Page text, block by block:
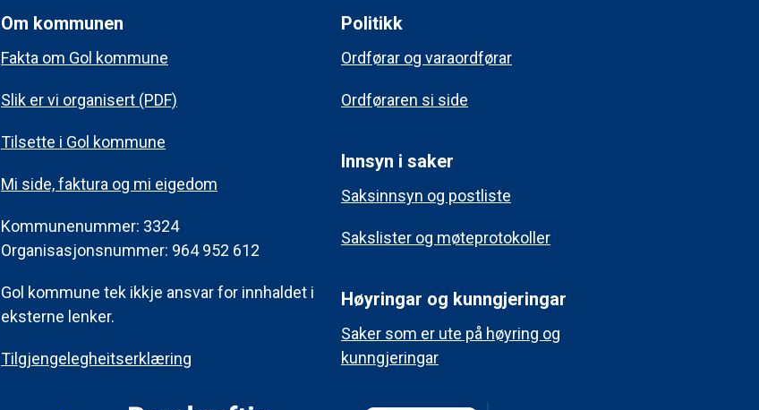
Om kommunen
Fakta om Gol kommune
Slik er vi organisert (PDF)
Tilsette i Gol kommune
Mi side, faktura og mi eigedom
Kommunenummer: 3324
Organisasjonsnummer: 964 952 612
Gol kommune tek ikkje ansvar for innhaldet i
eksterne lenker.
Tilgjengelegheitserklæring
Politikk
Ordførar og varaordførar
Ordføraren si side
Innsyn i saker
Saksinnsyn og postliste
Sakslister og møteprotokoller
Høyringar og kunngjeringar
Saker som er ute på høyring og
kunngjeringar